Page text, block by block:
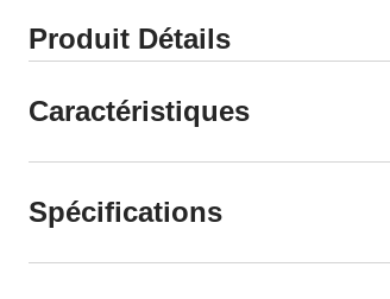
Produit Détails
Caractéristiques
Spécifications